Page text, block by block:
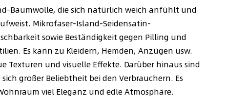
Baumwolle, die sich natürlich weich anfühlt und
Mikrofaser-Island-Seidensatin-
sowie Beständigkeit gegen Pilling und
Es kann zu Kleidern, Hemden, Anzügen usw.
Texturen und visuelle Effekte. Darüber hinaus sind
großer Beliebtheit bei den Verbrauchern. Es
viel Eleganz und edle Atmosphäre.